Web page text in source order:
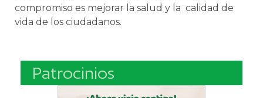
compromiso es mejorar la salud y la calidad de
vida de los ciudadanos.
Patrocinios